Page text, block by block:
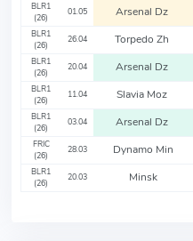
BLR1
(26)
01.05 Arsenal Dz
BLR1
(26)
26.04 Torpedo Zh
BLR1
(26)
20.04 Arsenal Dz
BLR1
(26)
11.04 Slavia Moz
BLR1
(26)
03.04 Arsenal Dz
FRIC
(26)
28.03 Dynamo Min
BLR1
(26)
20.03 Minsk